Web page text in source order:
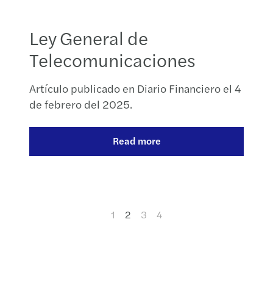
Ley General de
Telecomunicaciones
Artículo publicado en Diario Financiero el 4
de febrero del 2025.
Read more
1 2 3 4